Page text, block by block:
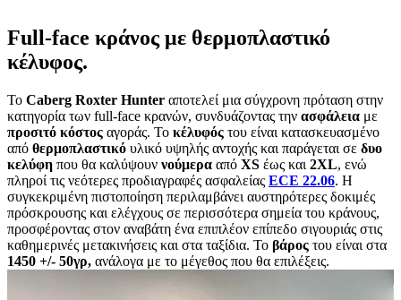
Full-face κράνος με θερμοπλαστικό
κέλυφος.
Το Caberg Roxter Hunter αποτελεί μια σύγχρονη πρόταση στην
κατηγορία των full-face κρανών, συνδυάζοντας την ασφάλεια με
προσιτό κόστος αγοράς. Το κέλυφός του είναι κατασκευασμένο
από θερμοπλαστικό υλικό υψηλής αντοχής και παράγεται σε δυο
κελύφη που θα καλύψουν νούμερα από XS έως και 2XL, ενώ
πληροί τις νεότερες προδιαγραφές ασφαλείας ECE 22.06. Η
συγκεκριμένη πιστοποίηση περιλαμβάνει αυστηρότερες δοκιμές
πρόσκρουσης και ελέγχους σε περισσότερα σημεία του κράνους,
προσφέροντας στον αναβάτη ένα επιπλέον επίπεδο σιγουριάς στις
καθημερινές μετακινήσεις και στα ταξίδια. To βάρος του είναι στα
1450 +/- 50γρ, ανάλογα με το μέγεθος που θα επιλέξεις.